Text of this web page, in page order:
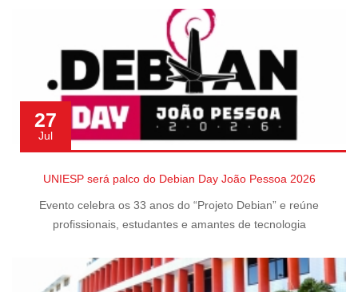
27
Jul
UNIESP será palco do Debian Day João Pessoa 2026
Evento celebra os 33 anos do “Projeto Debian” e reúne
profissionais, estudantes e amantes de tecnologia